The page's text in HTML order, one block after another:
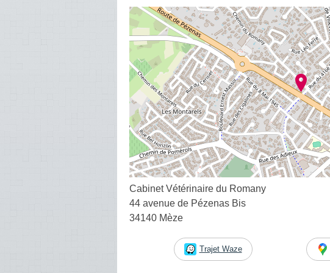
Cabinet Vétérinaire du Romany
44 avenue de Pézenas Bis
34140 Mèze
Trajet Waze